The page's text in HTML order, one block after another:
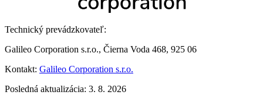
Technický prevádzkovateľ:
Galileo Corporation s.r.o., Čierna Voda 468, 925 06
Kontakt: Galileo Corporation s.r.o.
Posledná aktualizácia: 3. 8. 2026